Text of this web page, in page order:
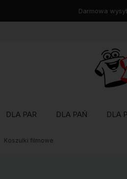
Wysyłka
DLA PAR DLA PAŃ DLA
Koszulki filmowe